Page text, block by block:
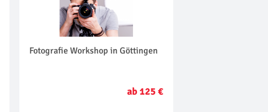
Fotografie Workshop in Göttingen
ab 125 €